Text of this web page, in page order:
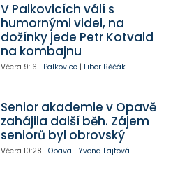
V Palkovicích válí s
humornými videi, na
dožínky jede Petr Kotvald
na kombajnu
Včera 9:16 | Palkovice| Libor Běčák
Senior akademie v Opavě
zahájila další běh. Zájem
seniorů byl obrovský
Včera 10:28 | Opava | Yvona Fajtová